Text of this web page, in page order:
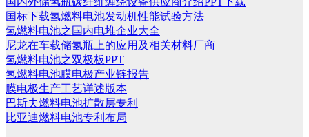
国标下载氢燃料电池发动机性能试验方法
氢燃料电池之国内电堆企业大全
尼龙在车载储氢瓶上的应用及相关材料厂商
氢燃料电池之双极板PPT
氢燃料电池膜电极产业链报告
膜电极生产工艺详述版本
巴斯夫燃料电池扩散层专利
比亚迪燃料电池专利布局